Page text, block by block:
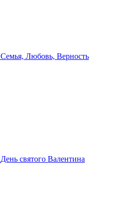
Семья, Любовь, Верность
День святого Валентина